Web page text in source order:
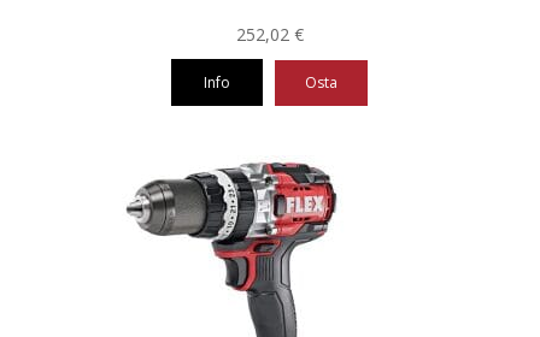
252,02 €
Info Osta